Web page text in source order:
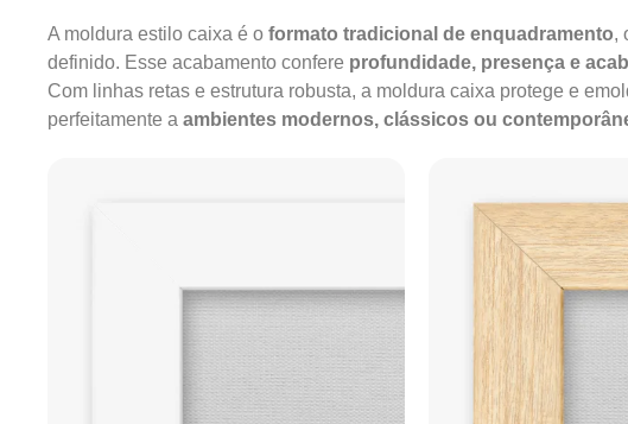
A moldura estilo caixa é o formato tradicional de enquadramento,
definido. Esse acabamento confere profundidade, presença e
Com linhas retas e estrutura robusta, a moldura caixa protege e
perfeitamente a ambientes modernos, clássicos ou